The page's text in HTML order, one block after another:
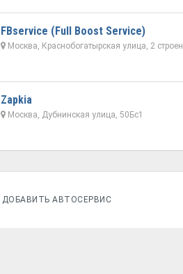
FBserviсe (Full Boost Service)
Москва, Краснобогатырская улица, 2
Zapkia
Москва, Дубнинская улица, 50Бс1
ДОБАВИТЬ АВТОСЕРВИС